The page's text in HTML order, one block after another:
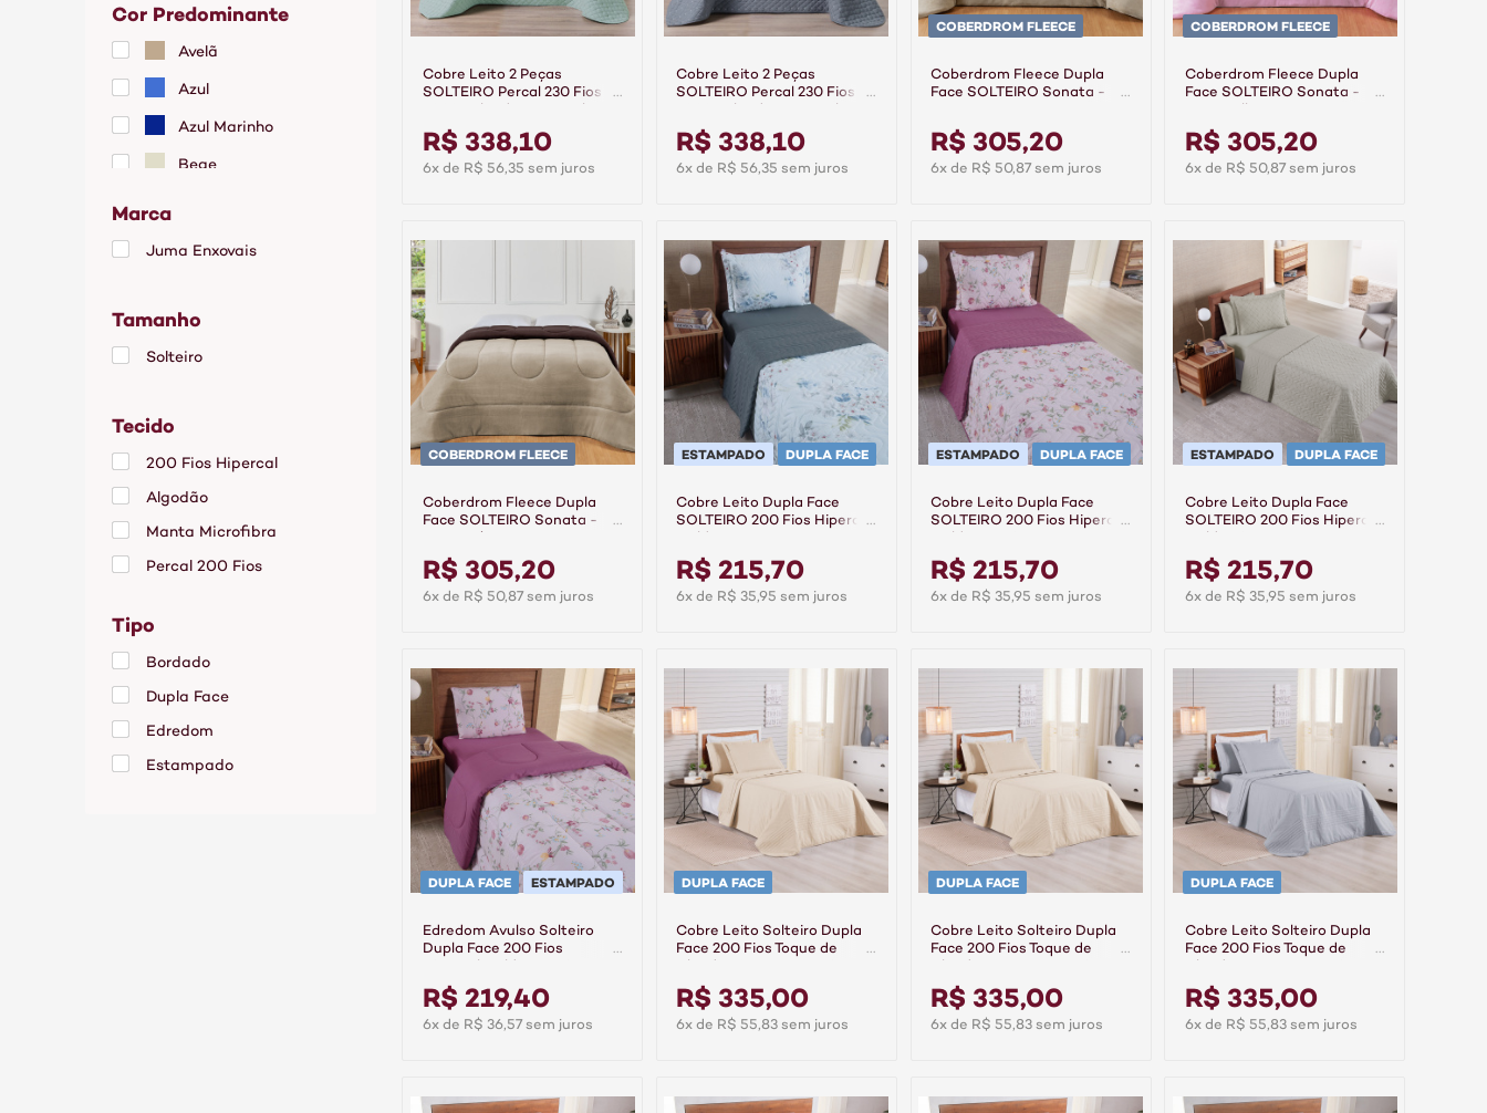
Cor Predominante
Avelã
Azul
Azul Marinho
Bege
Cinza
Marrom
Rose
Tabaco
Verde
Marca
Juma Enxovais
Tamanho
Solteiro
Tecido
200 Fios Hipercal
Algodão
Manta Microfibra
Percal 200 Fios
Tipo
Bordado
Dupla Face
Edredom
Estampado
Cobre Leito 2 Peças
SOLTEIRO Percal 230 Fios
Verde
R$ 338,10
6x de R$ 56,35 sem juros
Cobre Leito 2 Peças
SOLTEIRO Percal 230 Fios
Grafite
R$ 338,10
6x de R$ 56,35 sem juros
COBERDROM FLEECE
Coberdrom Fleece Dupla
Face SOLTEIRO Sonata -
R$ 305,20
6x de R$ 50,87 sem juros
COBERDROM FLEECE
Coberdrom Fleece Dupla
Face SOLTEIRO Sonata -
R$ 305,20
6x de R$ 50,87 sem juros
COBERDROM FLEECE
Coberdrom Fleece Dupla
Face SOLTEIRO Sonata -
R$ 305,20
6x de R$ 50,87 sem juros
ESTAMPADO DUPLA FACE
Cobre Leito Dupla Face
SOLTEIRO 200 Fios Hipercal
R$ 215,70
6x de R$ 35,95 sem juros
ESTAMPADO DUPLA FACE
Cobre Leito Dupla Face
SOLTEIRO 200 Fios Hipercal
R$ 215,70
6x de R$ 35,95 sem juros
ESTAMPADO DUPLA FACE
Cobre Leito Dupla Face
SOLTEIRO 200 Fios Hipercal
R$ 215,70
6x de R$ 35,95 sem juros
DUPLA FACE ESTAMPADO
Edredom Avulso Solteiro
Dupla Face 200 Fios
R$ 219,40
6x de R$ 36,57 sem juros
DUPLA FACE
Cobre Leito Solteiro Dupla
Face 200 Fios Toque de
Bege
R$ 335,00
6x de R$ 55,83 sem juros
DUPLA FACE
Cobre Leito Solteiro Dupla
Face 200 Fios Toque de
Palha
R$ 335,00
6x de R$ 55,83 sem juros
DUPLA FACE
Cobre Leito Solteiro Dupla
Face 200 Fios Toque de
Cinza
R$ 335,00
6x de R$ 55,83 sem juros